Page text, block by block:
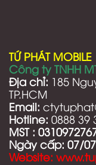
TỨ PHÁT MOBILE
Công ty TNHH
Địa chỉ: 185
TP.HCM
Email:
Hotline: 0888 39
MST :
Ngày cấp: 07/
Website: